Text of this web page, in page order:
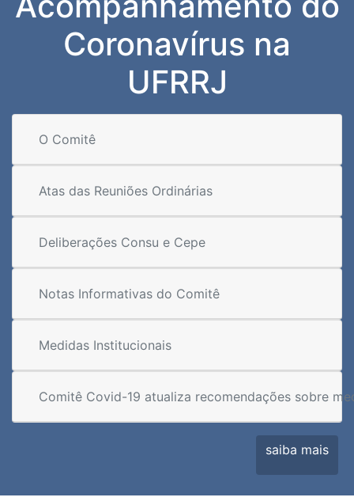
Coronavírus na
UFRRJ
O Comitê
Atas das Reuniões Ordinárias
Deliberações Consu e Cepe
Notas Informativas do Comitê
Medidas Institucionais
Comitê Covid-19 atualiza recomendações sobre
saiba mais